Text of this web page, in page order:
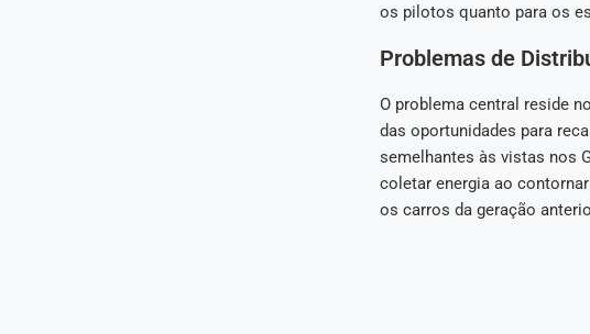
os pilotos quanto para os
Problemas de
O problema central reside
das oportunidades para
semelhantes às vistas nos
coletar energia ao
os carros da geração